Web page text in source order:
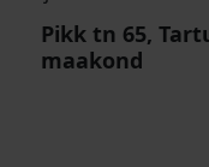
Pikk tn 65,
maakond